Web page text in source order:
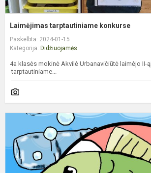
Laimėjimas tarptautiniame konkurse
Paskelbta: 2024-01-15
Kategorija: Didžiuojamės
4a klasės mokinė Akvilė Urbanavičiūtė laimėjo II-
tarptautiniame...